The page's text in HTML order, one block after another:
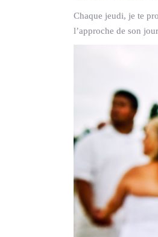
Chaque jeudi, je te
l’approche de son